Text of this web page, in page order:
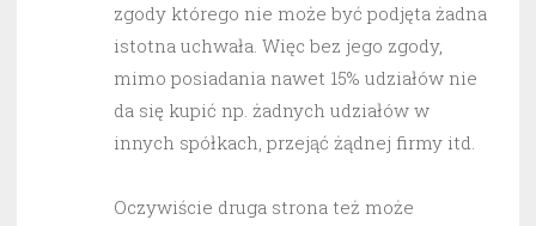
zgody którego nie może być podjęta żadna
istotna uchwała. Więc bez jego zgody,
mimo posiadania nawet 15% udziałów nie
da się kupić np. żadnych udziałów w
innych spółkach, przejąć żądnej firmy itd.
Oczywiście druga strona też może